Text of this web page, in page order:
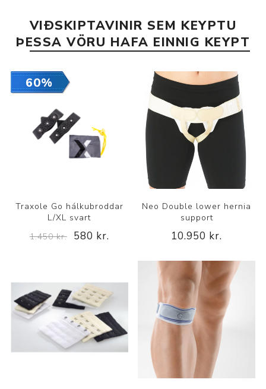
VIÐSKIPTAVINIR SEM KEYPTU
ÞESSA VÖRU HAFA EINNIG KEYPT
60%
Traxole Go hálkubroddar
L/XL svart
1.450 kr.
580 kr.
Neo Double lower hernia
support
10.950 kr.